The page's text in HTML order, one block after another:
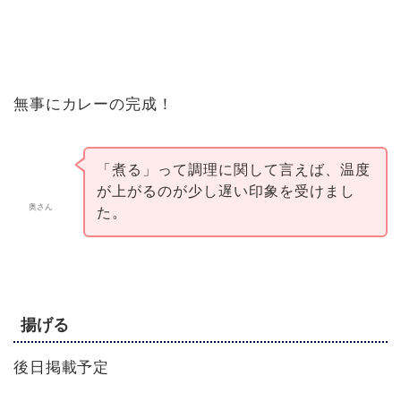
無事にカレーの完成！
奥さん
「煮る」って調理に関して言えば、温度
が上がるのが少し遅い印象を受けまし
た。
揚げる
後日掲載予定